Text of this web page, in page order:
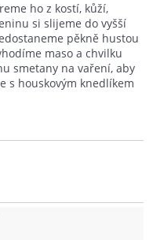
ho z kostí, kůží,
si slijeme do vyšší
pěkně hustou
maso a chvilku
smetany na vaření, aby
s houskovým knedlíkem